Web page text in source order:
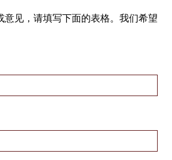
意见，请填写下面的表格。我们希望